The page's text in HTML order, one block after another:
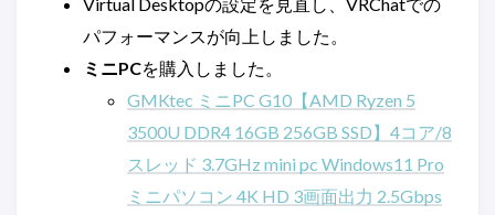
パフォーマンスが向上しました。
ミニPCを購入しました。
GMKtec ミニPC G10【AMD Ryzen 5
3500U DDR4 16GB 256GB SSD】4コア/8
スレッド 3.7GHz mini pc Windows11 Pro
ミニパソコン 4K HD 3画面出力 2.5Gbps